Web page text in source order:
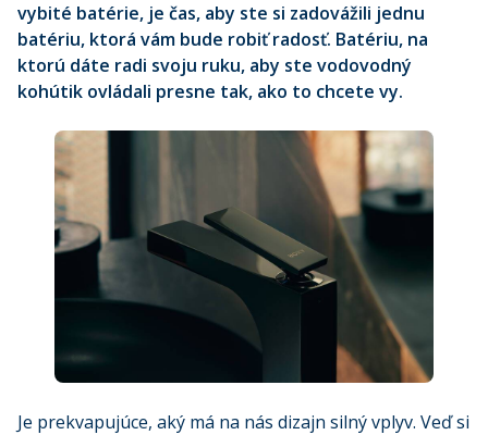
vybité batérie, je čas, aby ste si zadovážili jednu
batériu, ktorá vám bude robiť radosť. Batériu, na
ktorú dáte radi svoju ruku, aby ste vodovodný
kohútik ovládali presne tak, ako to chcete vy.
Je prekvapujúce, aký má na nás dizajn silný vplyv. Veď si